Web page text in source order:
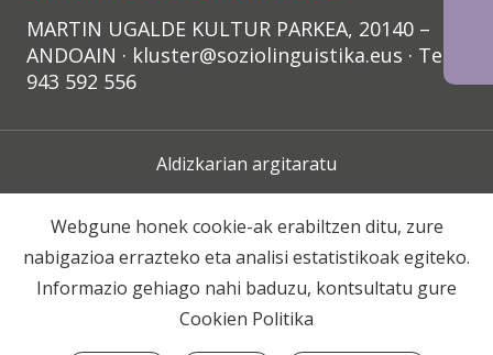
MARTIN UGALDE KULTUR PARKEA, 20140 –
ANDOAIN · kluster@soziolinguistika.eus · Tel.:
943 592 556
Aldizkarian argitaratu
Lege Oharra
Harpidetza
Webgune honek cookie-ak erabiltzen ditu, zure
nabigazioa errazteko eta analisi estatistikoak egiteko.
Informazio gehiago nahi baduzu, kontsultatu gure
Cookien Politika